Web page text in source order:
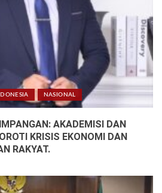
NASIONAL
AKADEMISI DAN
KRISIS EKONOMI DAN
RAKYAT.